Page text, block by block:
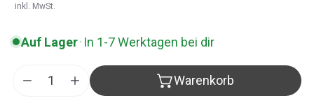
Preis
inkl. MwSt.
Auf Lager· In 1-7 Werktagen bei dir
Menge für Buch + CD: Die heilende Kraft der
Menge für Buch + CD: Die heilende Kraft
Warenkorb